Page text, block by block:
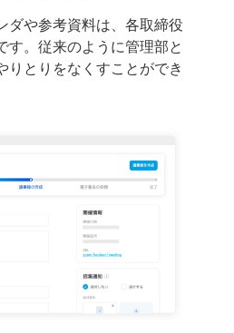
ダや参考資料は、各取締役
す。従来のように管理部と
りとりをなくすことができ